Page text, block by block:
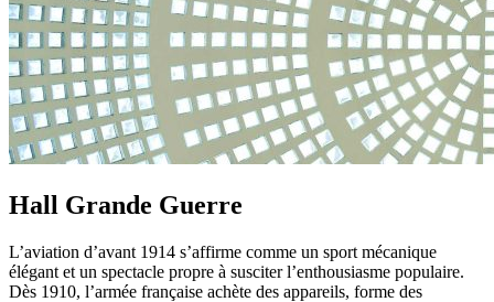
Hall Grande Guerre
L’aviation d’avant 1914 s’affirme comme un sport mécanique
élégant et un spectacle propre à susciter l’enthousiasme populaire.
Dès 1910, l’armée française achète des appareils, forme des